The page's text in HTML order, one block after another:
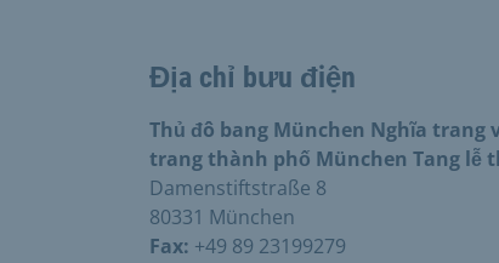
Địa chỉ bưu điện
Thủ đô bang München Nghĩa trang
trang thành phố München Tang lễ
Damenstiftstraße 8
80331 München
Fax: +49 89 23199279